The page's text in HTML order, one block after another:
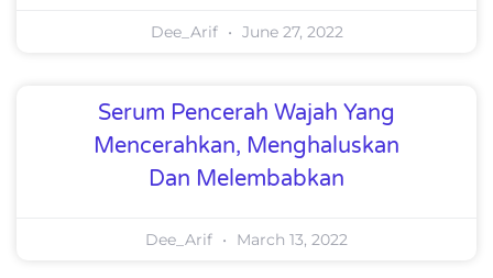
Dee_Arif June 27, 2022
Serum Pencerah Wajah Yang
Mencerahkan, Menghaluskan
Dan Melembabkan
Dee_Arif March 13, 2022